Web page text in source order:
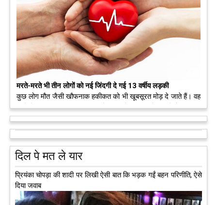
मरते-मरते भी तीन लोगों को नई जिंदगी दे गई 13 वर्षीय लड़की
कुछ लोग मौत जैसी खौफनाक हकीकत को भी खूबसूरत मोड़ दे जाते हैं। वह
मरने के बाद भी इस धरती पर अपने आप को जीवित छोड़ ज़ाते हैं। दुनिया
को अलविदा कह चुकी 13 वर्षीय लड़की के अंगदान से 3 जरूरतमंद लोगों
को नई जिंदगी मिल गई।आगे पढ़ें
दिल पे मत ले यार
प्रियंका चोपड़ा की शादी पर लिखी ऐसी बात कि भड़क गईं बहन परिणीति, ऐसे
दिया जवाब